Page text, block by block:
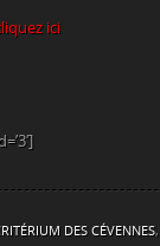
ici
DES CÉVENNES,